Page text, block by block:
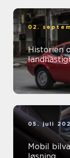
02.
Historien
05. juli
Mobil